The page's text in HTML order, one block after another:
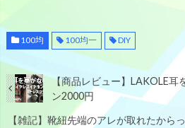
100均 100均一 DIY
【商品レビュー】LAKOLE耳
ン2000円
【雑記】靴紐先端のアレが取れたから